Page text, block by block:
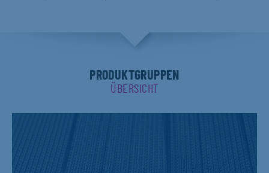
PRODUKTGRUPPEN
ÜBERSICHT